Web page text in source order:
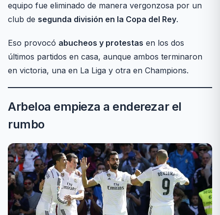
equipo fue eliminado de manera vergonzosa por un
club de segunda división en la Copa del Rey.
Eso provocó abucheos y protestas en los dos
últimos partidos en casa, aunque ambos terminaron
en victoria, una en La Liga y otra en Champions.
Arbeloa empieza a enderezar el
rumbo